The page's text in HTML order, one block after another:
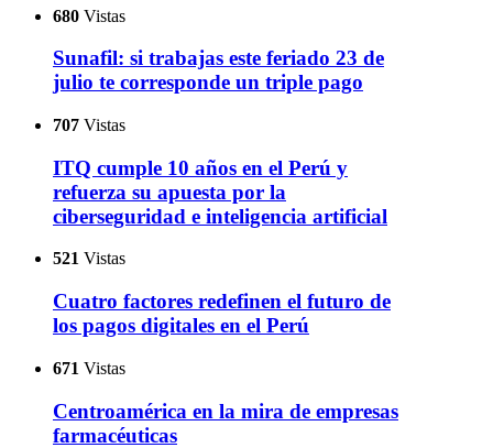
680 Vistas
Sunafil: si trabajas este feriado 23 de
julio te corresponde un triple pago
707 Vistas
ITQ cumple 10 años en el Perú y
refuerza su apuesta por la
ciberseguridad e inteligencia artificial
521 Vistas
Cuatro factores redefinen el futuro de
los pagos digitales en el Perú
671 Vistas
Centroamérica en la mira de empresas
farmacéuticas